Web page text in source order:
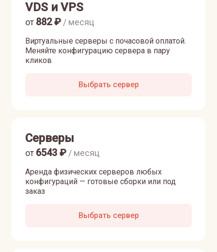
VDS и VPS
Виртуальные серверы с почасовой оплатой.
Меняйте конфигурацию сервера в пару
кликов
от 882₽ / месяц
Выбрать сервер
Серверы
Аренда физических серверов любых
конфигураций — готовые сборки или под
заказ
от 6543 ₽ / месяц
Выбрать сервер